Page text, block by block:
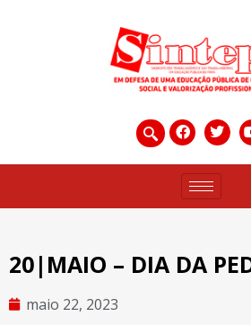
20|MAIO – DIA DA
maio 22, 2023